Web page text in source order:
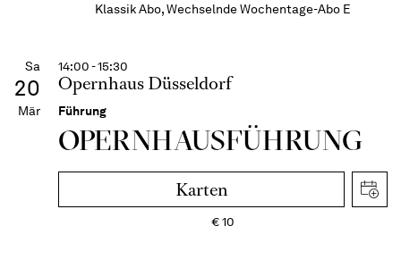
Klassik Abo, Wechselnde Wochentage-Abo E
Sa
20
Mär
14:00 - 15:30
Opernhaus Düsseldorf
Führung
OPERN­HAUS­FÜH­RUNG
Karten
€10